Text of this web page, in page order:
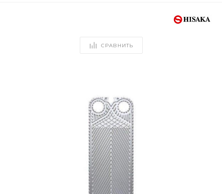
СРАВНИТЬ